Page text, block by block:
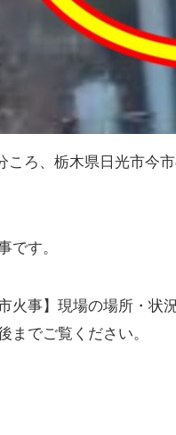
ころ、栃木県日光市今
です。
火事】現場の場所・状
までご覧ください。